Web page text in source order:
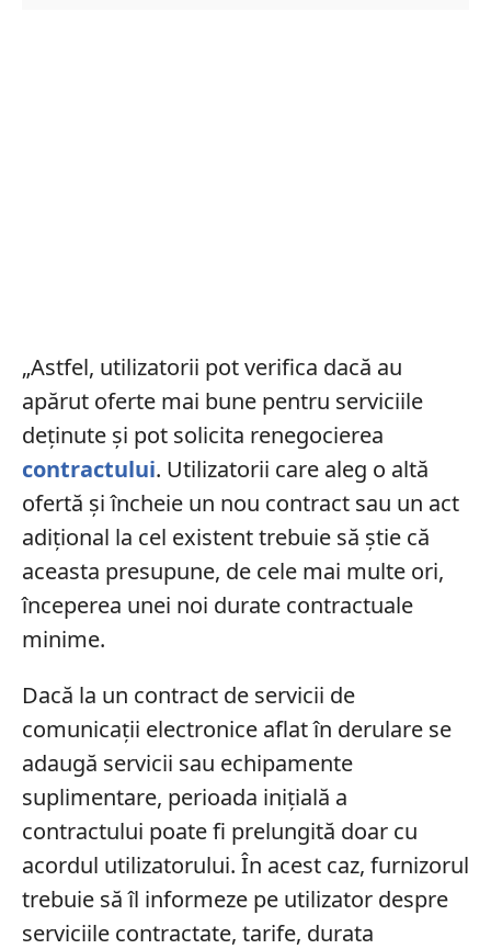
„Astfel, utilizatorii pot verifica dacă au
apărut oferte mai bune pentru serviciile
deţinute şi pot solicita renegocierea
contractului. Utilizatorii care aleg o altă
ofertă şi încheie un nou contract sau un act
adiţional la cel existent trebuie să ştie că
aceasta presupune, de cele mai multe ori,
începerea unei noi durate contractuale
minime.
Dacă la un contract de servicii de
comunicaţii electronice aflat în derulare se
adaugă servicii sau echipamente
suplimentare, perioada iniţială a
contractului poate fi prelungită doar cu
acordul utilizatorului. În acest caz, furnizorul
trebuie să îl informeze pe utilizator despre
serviciile contractate, tarife, durata